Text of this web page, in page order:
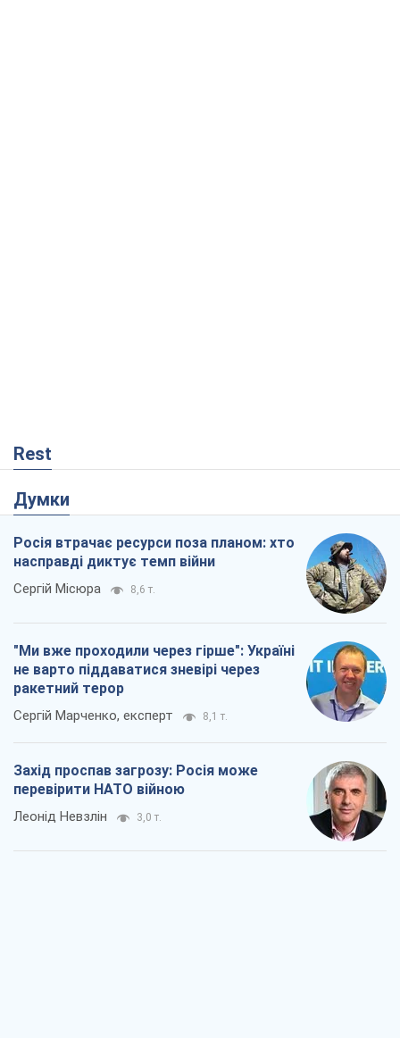
Rest
Думки
Росія втрачає ресурси поза планом: хто
насправді диктує темп війни
Сергій Місюра 8,6 т.
"Ми вже проходили через гірше": Україні
не варто піддаватися зневірі через
ракетний терор
Сергій Марченко, експерт 8,1 т.
Захід проспав загрозу: Росія може
перевірити НАТО війною
Леонід Невзлін 3,0 т.